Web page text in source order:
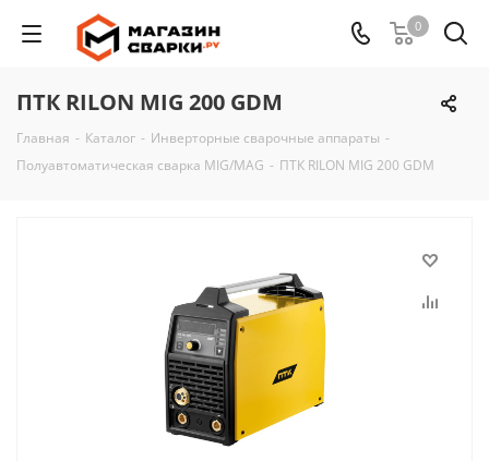
0
ПТК RILON MIG 200 GDM
Главная - Каталог - Инверторные сварочные аппараты -
Полуавтоматическая сварка MIG/MAG - ПТК RILON MIG 200 GDM